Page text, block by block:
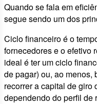
Quando se fala em
segue sendo um dos
Ciclo financeiro é o
fornecedores e o efetivo
ideal é ter um ciclo
de pagar) ou, ao menos,
recorrer a capital de giro
dependendo do perfil de